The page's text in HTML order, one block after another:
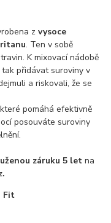
zvysoce
. Ten v sobě
K mixovací nádobě
přidávat suroviny v
a riskovali, že se
pomáhá efektivně
posouváte suroviny
záruku 5 let na
Fit